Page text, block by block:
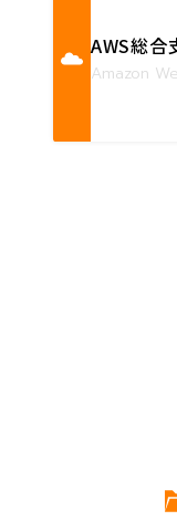
AWS総合
Amazon